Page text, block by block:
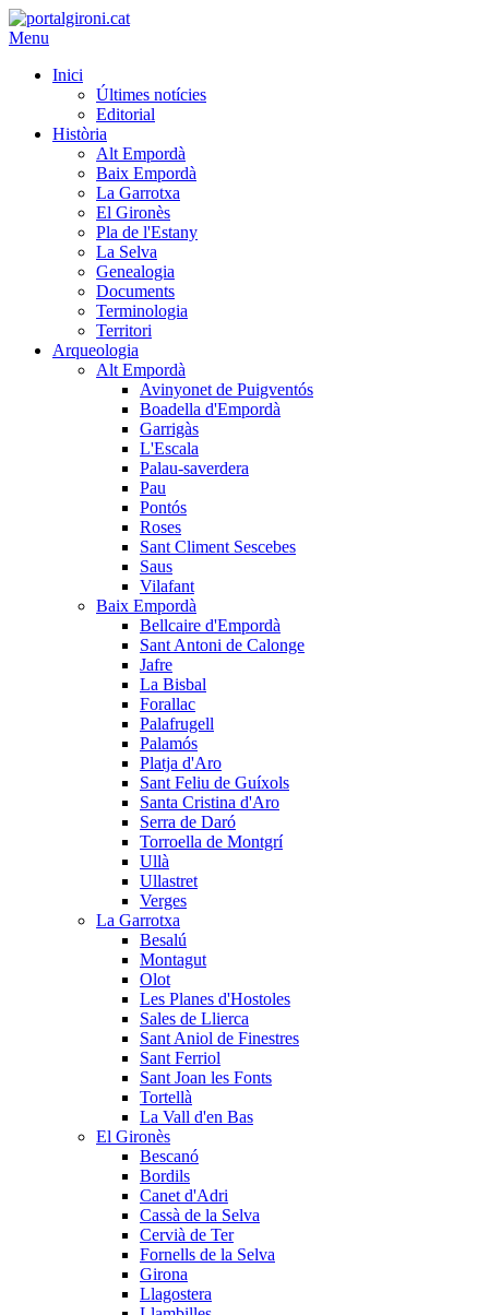
Menu
Inici
Últimes notícies
Editorial
Història
Alt Empordà
Baix Empordà
La Garrotxa
El Gironès
Pla de l'Estany
La Selva
Genealogia
Documents
Terminologia
Territori
Arqueologia
Alt Empordà
Avinyonet de Puigventós
Boadella d'Empordà
Garrigàs
L'Escala
Palau-saverdera
Pau
Pontós
Roses
Sant Climent Sescebes
Saus
Vilafant
Baix Empordà
Bellcaire d'Empordà
Sant Antoni de Calonge
Jafre
La Bisbal
Forallac
Palafrugell
Palamós
Platja d'Aro
Sant Feliu de Guíxols
Santa Cristina d'Aro
Serra de Daró
Torroella de Montgrí
Ullà
Ullastret
Verges
La Garrotxa
Besalú
Montagut
Olot
Les Planes d'Hostoles
Sales de Llierca
Sant Aniol de Finestres
Sant Ferriol
Sant Joan les Fonts
Tortellà
La Vall d'en Bas
El Gironès
Bescanó
Bordils
Canet d'Adri
Cassà de la Selva
Cervià de Ter
Fornells de la Selva
Girona
Llagostera